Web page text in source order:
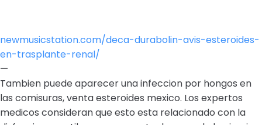
newmusicstation.com/deca-durabolin-avis-esteroides-
en-trasplante-renal/
—
Tambien puede aparecer una infeccion por hongos en
las comisuras, venta esteroides mexico. Los expertos
medicos consideran que esto esta relacionado con la